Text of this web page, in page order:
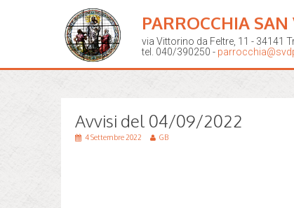
PARROCCHIA
via Vittorino da Feltre, 11 - 34141
tel. 040/390250 -
Avvisi del 04/09/2022
4 Settembre 2022 GB